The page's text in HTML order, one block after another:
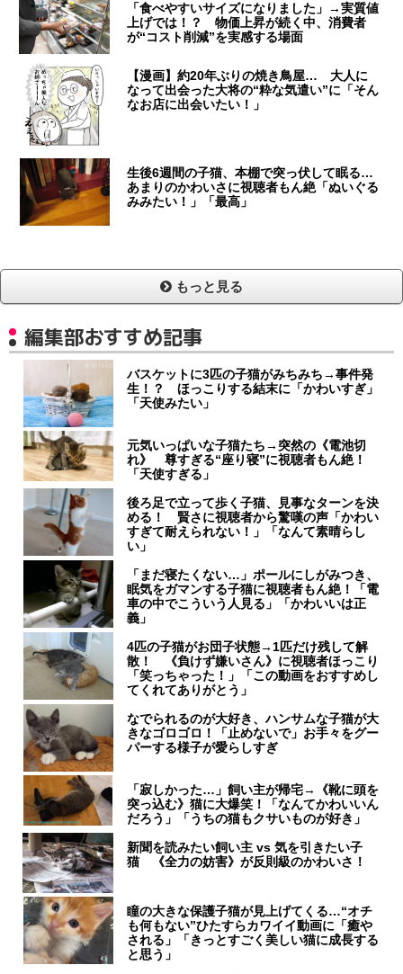
「食べやすいサイズになりました」→実質値
上げでは！？ 物価上昇が続く中、消費者
が“コスト削減”を実感する場面
【漫画】約20年ぶりの焼き鳥屋… 大人に
なって出会った大将の“粋な気遣い”に「そん
なお店に出会いたい！」
生後6週間の子猫、本棚で突っ伏して眠る…
あまりのかわいさに視聴者もん絶「ぬいぐる
みみたい！」「最高」
もっと見る
編集部おすすめ記事
バスケットに3匹の子猫がみちみち→事件発
生！？ ほっこりする結末に「かわいすぎ」
「天使みたい」
元気いっぱいな子猫たち→突然の《電池切
れ》 尊すぎる“座り寝”に視聴者もん絶！
「天使すぎる」
後ろ足で立って歩く子猫、見事なターンを決
める！ 賢さに視聴者から驚嘆の声「かわい
すぎて耐えられない！」「なんて素晴らし
い」
「まだ寝たくない…」ポールにしがみつき、
眠気をガマンする子猫に視聴者もん絶！「電
車の中でこういう人見る」「かわいいは正
義」
4匹の子猫がお団子状態→1匹だけ残して解
散！ 《負けず嫌いさん》に視聴者ほっこり
「笑っちゃった！」「この動画をおすすめし
てくれてありがとう」
なでられるのが大好き、ハンサムな子猫が大
きなゴロゴロ！「止めないで」お手々をグー
パーする様子が愛らしすぎ
「寂しかった…」飼い主が帰宅→《靴に頭を
突っ込む》猫に大爆笑！「なんてかわいいん
だろう」「うちの猫もクサいものが好き」
新聞を読みたい飼い主 vs 気を引きたい子
猫 《全力の妨害》が反則級のかわいさ！
瞳の大きな保護子猫が見上げてくる…“オチ
も何もない”ひたすらカワイイ動画に「癒や
される」「きっとすごく美しい猫に成長する
と思う」